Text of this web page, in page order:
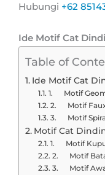
Hubungi +62
Ide Motif Cat
Table of
Ide Motif Cat
1. Motif
2. Motif Faux
3. Motif
Motif Cat
1. Motif
2. Motif
3. Motif